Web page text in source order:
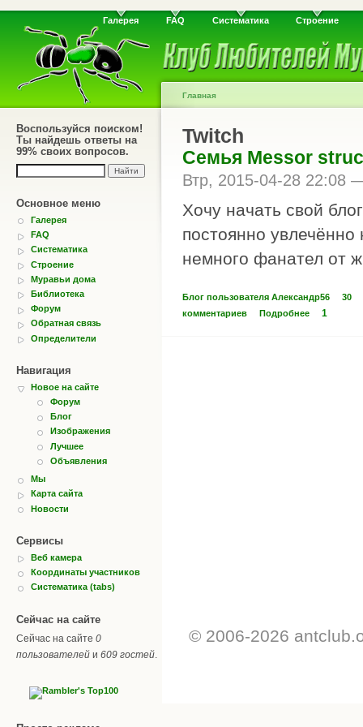
Галерея FAQ Систематика Строение
Воспользуйся поиском!
Ты найдешь ответы на
99% своих вопросов.
Основное меню
Галерея
FAQ
Систематика
Строение
Муравьи дома
Библиотека
Форум
Обратная связь
Определители
Навигация
Новое на сайте
Форум
Блог
Изображения
Лучшее
Объявления
Мы
Карта сайта
Новости
Сервисы
Веб камера
Координаты участников
Систематика (tabs)
Сейчас на сайте
Сейчас на сайте 0
пользователей и 609 гостей
Главная
Twitch
Семья Messor
Втр, 2015-04-28 22:08
Хочу начать свой
постоянно
немного фанател от
Блог пользователя Александр56
30
комментариев
Подробнее 1
© 2006-2026